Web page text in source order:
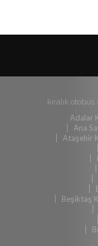
kiralık otobüs -
Adalar
Ana
Ataşehir
Beşiktaş